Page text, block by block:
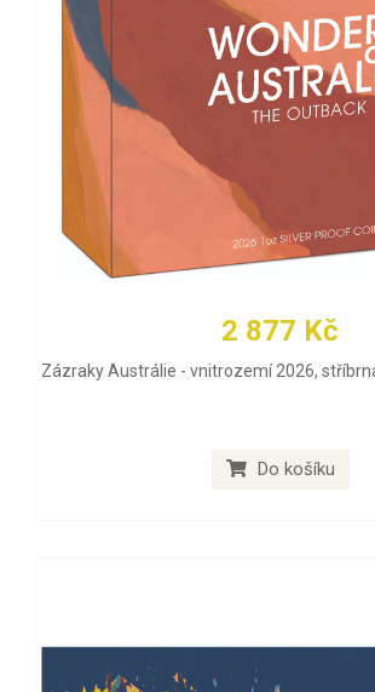
2 877 Kč
Zázraky Austrálie - vnitrozemí 2026,
Do košíku